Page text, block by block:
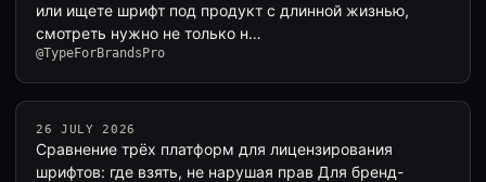
или ищете шрифт под продукт с длинной жизнью,
смотреть нужно не только н…
@TypeForBrandsPro
26 JULY 2026
Сравнение трёх платформ для лицензирования
шрифтов: где взять, не нарушая прав Для бренд-